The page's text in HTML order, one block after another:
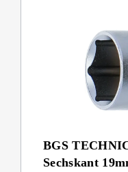
BGS
Sechskant